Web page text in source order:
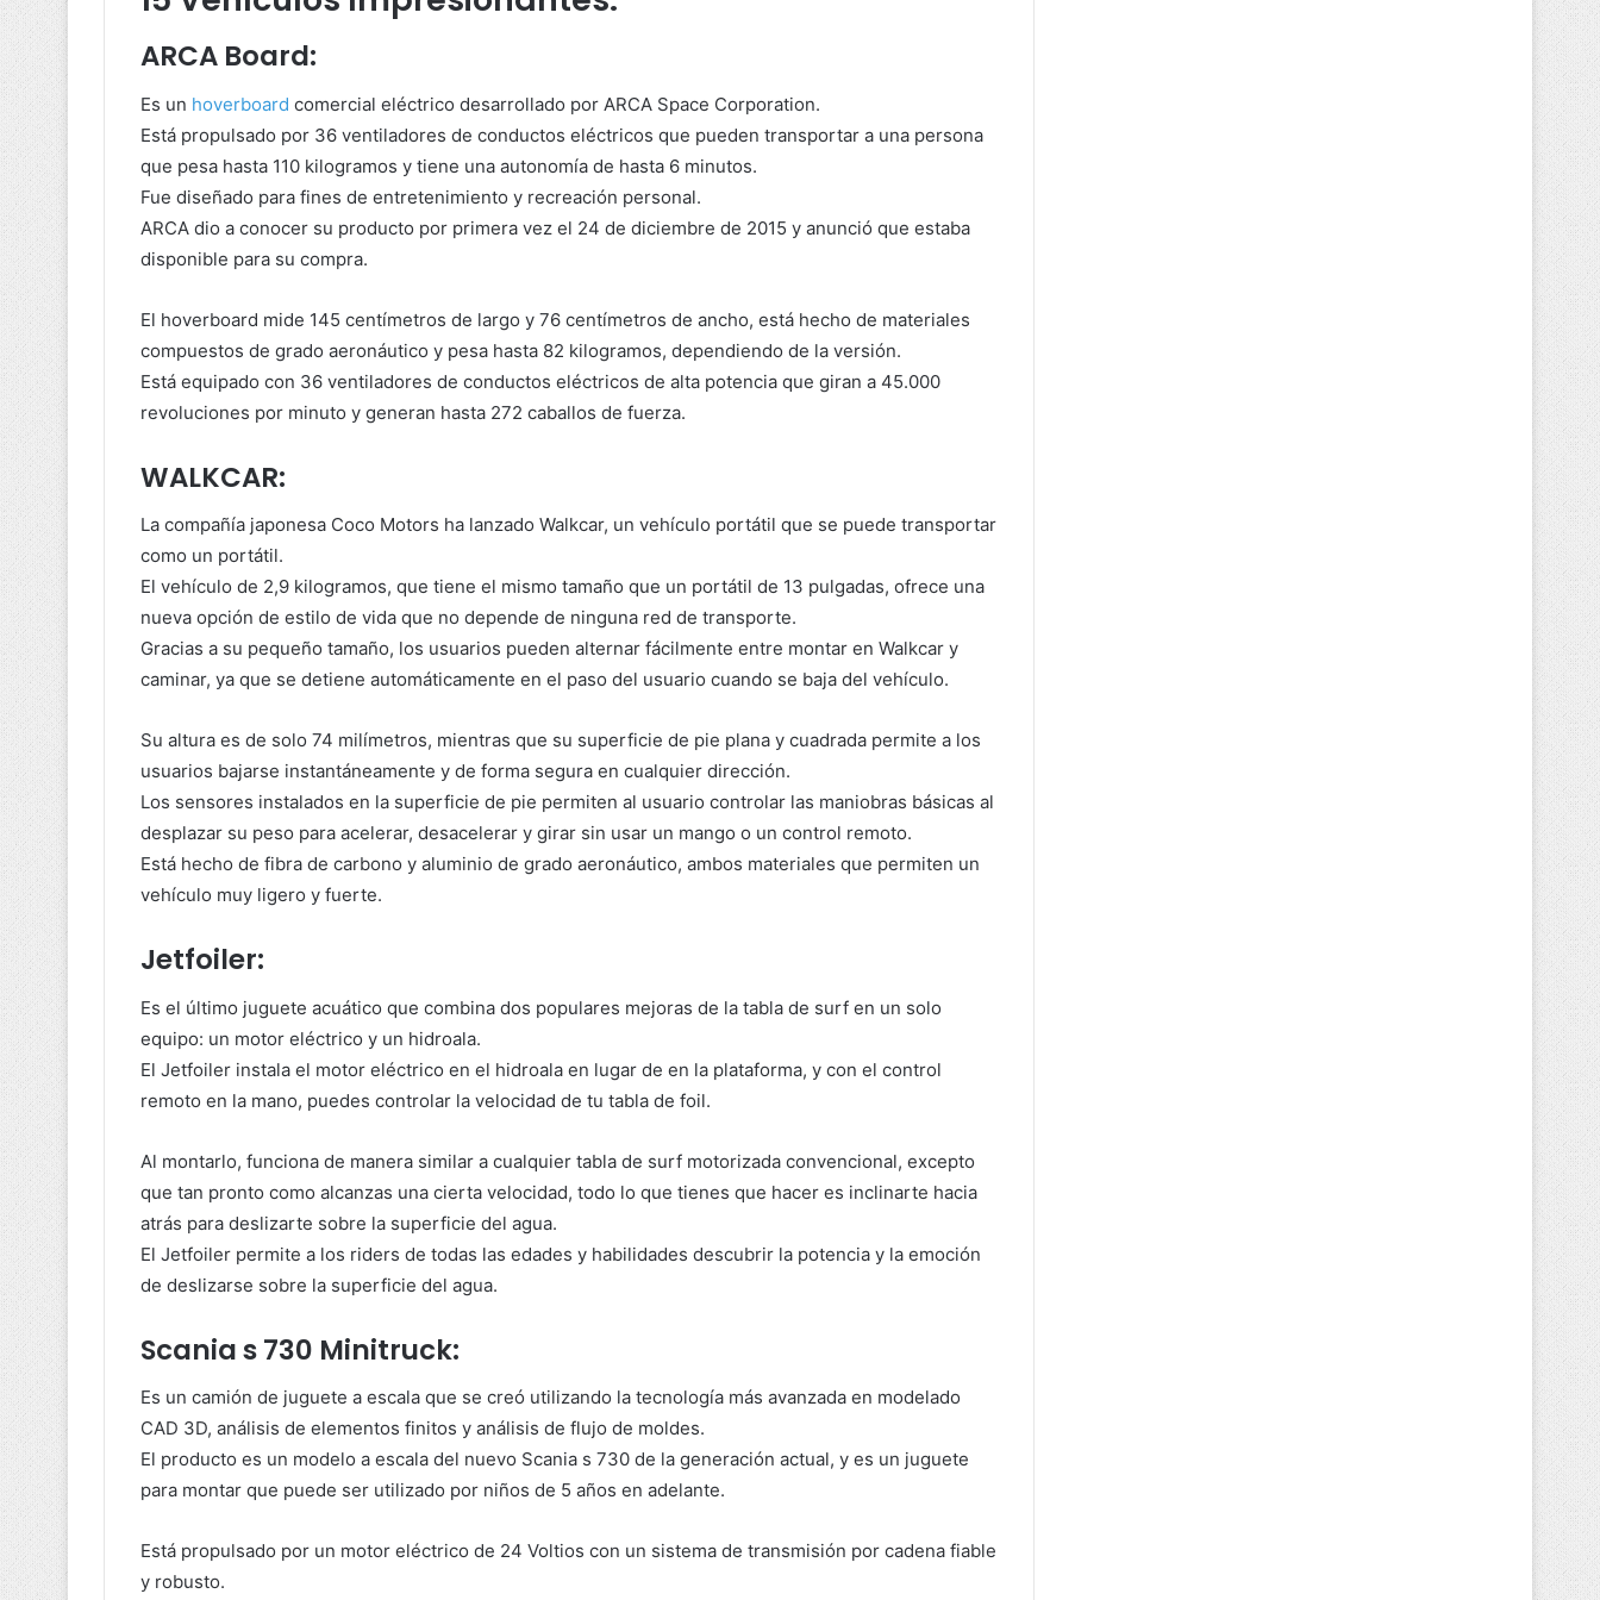
ARCA Board:
Es un hoverboard comercial eléctrico desarrollado por ARCA Space Corporation.
Está propulsado por 36 ventiladores de conductos eléctricos que pueden transportar a una persona
que pesa hasta 110 kilogramos y tiene una autonomía de hasta 6 minutos.
Fue diseñado para fines de entretenimiento y recreación personal.
ARCA dio a conocer su producto por primera vez el 24 de diciembre de 2015 y anunció que estaba
disponible para su compra.
El hoverboard mide 145 centímetros de largo y 76 centímetros de ancho, está hecho de materiales
compuestos de grado aeronáutico y pesa hasta 82 kilogramos, dependiendo de la versión.
Está equipado con 36 ventiladores de conductos eléctricos de alta potencia que giran a 45.000
revoluciones por minuto y generan hasta 272 caballos de fuerza.
WALKCAR:
La compañía japonesa Coco Motors ha lanzado Walkcar, un vehículo portátil que se puede transportar
como un portátil.
El vehículo de 2,9 kilogramos, que tiene el mismo tamaño que un portátil de 13 pulgadas, ofrece una
nueva opción de estilo de vida que no depende de ninguna red de transporte.
Gracias a su pequeño tamaño, los usuarios pueden alternar fácilmente entre montar en Walkcar y
caminar, ya que se detiene automáticamente en el paso del usuario cuando se baja del vehículo.
Su altura es de solo 74 milímetros, mientras que su superficie de pie plana y cuadrada permite a los
usuarios bajarse instantáneamente y de forma segura en cualquier dirección.
Los sensores instalados en la superficie de pie permiten al usuario controlar las maniobras básicas al
desplazar su peso para acelerar, desacelerar y girar sin usar un mango o un control remoto.
Está hecho de fibra de carbono y aluminio de grado aeronáutico, ambos materiales que permiten un
vehículo muy ligero y fuerte.
Jetfoiler:
Es el último juguete acuático que combina dos populares mejoras de la tabla de surf en un solo
equipo: un motor eléctrico y un hidroala.
El Jetfoiler instala el motor eléctrico en el hidroala en lugar de en la plataforma, y con el control
remoto en la mano, puedes controlar la velocidad de tu tabla de foil.
Al montarlo, funciona de manera similar a cualquier tabla de surf motorizada convencional, excepto
que tan pronto como alcanzas una cierta velocidad, todo lo que tienes que hacer es inclinarte hacia
atrás para deslizarte sobre la superficie del agua.
El Jetfoiler permite a los riders de todas las edades y habilidades descubrir la potencia y la emoción
de deslizarse sobre la superficie del agua.
Scania s 730 Minitruck:
Es un camión de juguete a escala que se creó utilizando la tecnología más avanzada en modelado
CAD 3D, análisis de elementos finitos y análisis de flujo de moldes.
El producto es un modelo a escala del nuevo Scania s 730 de la generación actual, y es un juguete
para montar que puede ser utilizado por niños de 5 años en adelante.
Está propulsado por un motor eléctrico de 24 Voltios con un sistema de transmisión por cadena fiable
y robusto.